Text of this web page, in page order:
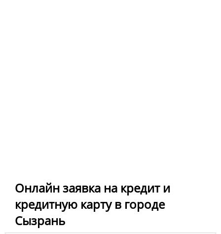
Онлайн заявка на кредит и
кредитную карту в городе
Сызрань